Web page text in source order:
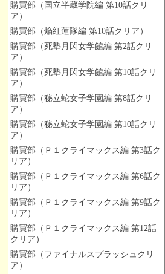
購買部（国立半蔵学院編 第10話クリ
ア）
購買部（焔紅蓮隊編 第10話クリア）
購買部（死塾月閃女学館編 第2話クリ
ア）
購買部（死塾月閃女学館編 第10話クリ
ア）
購買部（秘立蛇女子学園編 第8話クリ
ア）
購買部（秘立蛇女子学園編 第10話クリ
ア）
購買部（Ｐ１クライマックス編 第3話ク
リア）
購買部（Ｐ１クライマックス編 第6話ク
リア）
購買部（Ｐ１クライマックス編 第9話ク
リア）
購買部（Ｐ１クライマックス編 第12話
クリア）
購買部（ファイナルスプラッシュクリ
ア）